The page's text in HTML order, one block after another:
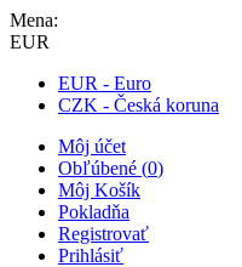
Mena:
EUR
EUR - Euro
CZK - Česká koruna
Môj účet
Obľúbené (0)
Môj Košík
Pokladňa
Registrovať
Prihlásiť